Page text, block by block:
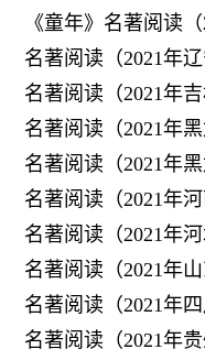
《童年》名著阅读
名著阅读（2021年
名著阅读（2021年吉
名著阅读（2021年
名著阅读（2021年
名著阅读（2021年河
名著阅读（2021年河
名著阅读（2021年
名著阅读（2021年
名著阅读（2021年